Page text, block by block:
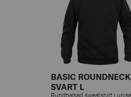
BASIC ROUNDNECK
SVART L